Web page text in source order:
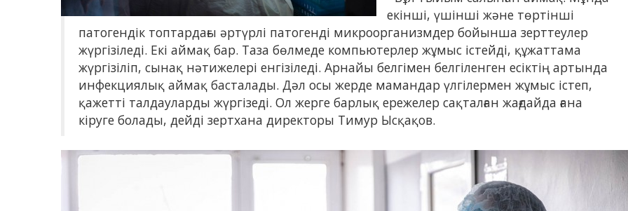
екінші, үшінші және төртінші
патогендік топтардағы әртүрлі патогенді микроорганизмдер бойынша зерттеулер
жүргізіледі. Екі аймақ бар. Таза бөлмеде компьютерлер жұмыс істейді, құжаттама
жүргізіліп, сынақ нәтижелері енгізіледі. Арнайы белгімен белгіленген есіктің артында
инфекциялық аймақ басталады. Дәл осы жерде мамандар үлгілермен жұмыс істеп,
қажетті талдауларды жүргізеді. Ол жерге барлық ережелер сақталған жағдайда ғана
кіруге болады, дейді зертхана директоры Тимур Ысқақов.